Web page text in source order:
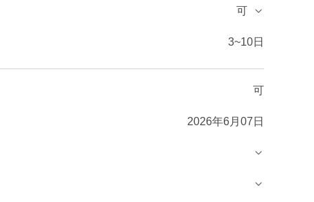
可
3~10日
可
2026年6月07日